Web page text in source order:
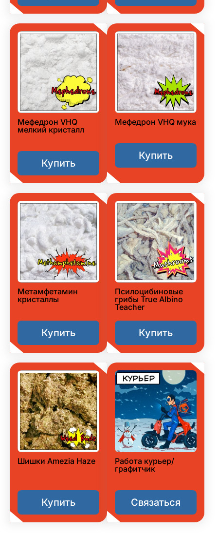
Мефедрон VHQ
мелкий кристалл
Купить
Мефедрон VHQ мука
Купить
Метамфетамин
кристаллы
Купить
Псилоцибиновые
грибы True Albino
Teacher
Купить
Шишки Amezia Haze
Купить
Работа курьер/
графитчик
Связаться